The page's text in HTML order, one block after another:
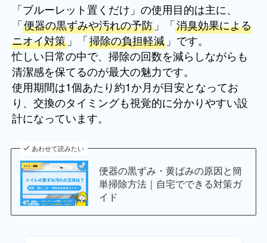
「ブルーレット置くだけ」の使用目的は主に、
「便器の黒ずみや汚れの予防」「消臭効果による
ニオイ対策」「掃除の負担軽減」です。
忙しい日常の中で、掃除の回数を減らしながらも
清潔感を保てるのが最大の魅力です。
使用期間は1個あたり約1か月が目安となってお
り、交換のタイミングも視覚的に分かりやすい設
計になっています。
あわせて読みたい
便器の黒ずみ・黄ばみの原因と簡
単掃除方法｜自宅でできる対策ガ
イド